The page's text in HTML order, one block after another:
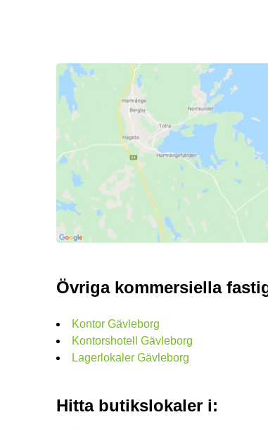
Övriga kommersiella
Kontor Gävleborg
Kontorshotell Gävleborg
Lagerlokaler Gävleborg
Hitta butikslokaler i: